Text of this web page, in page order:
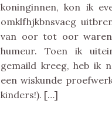
koninginnen, kon ik
omklfhjkbnsvacg
van oor tot oor
humeur. Toen ik
gemaild kreeg, heb ik
een wiskunde
kinders!). […]